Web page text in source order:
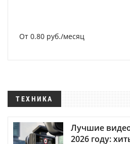
От 0.80 руб./месяц
ТЕХНИКА
Лучшие
2026 году: